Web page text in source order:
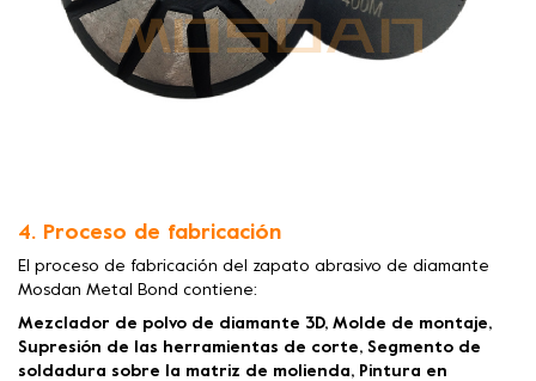
4. Proceso de fabricación
El proceso de fabricación del zapato abrasivo de diamante
Mosdan Metal Bond contiene:
Mezclador de polvo de diamante 3D, Molde de montaje,
Supresión de las herramientas de corte, Segmento de
soldadura sobre la matriz de molienda, Pintura en